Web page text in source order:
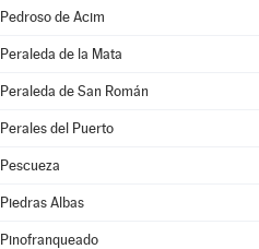
Pedroso de Acim
Peraleda de la Mata
Peraleda de San Román
Perales del Puerto
Pescueza
Piedras Albas
Pinofranqueado